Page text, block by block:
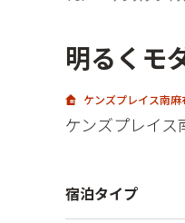
明るくモ
ケンズプレイス南麻
ケンズプレイス
宿泊タイプ